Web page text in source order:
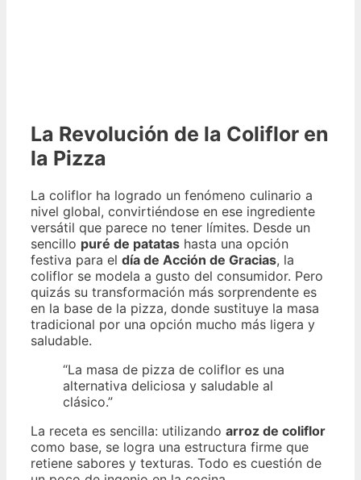
La Revolución de la Coliflor en
la Pizza
La coliflor ha logrado un fenómeno culinario a
nivel global, convirtiéndose en ese ingrediente
versátil que parece no tener límites. Desde un
sencillo puré de patatas hasta una opción
festiva para el día de Acción de Gracias, la
coliflor se modela a gusto del consumidor. Pero
quizás su transformación más sorprendente es
en la base de la pizza, donde sustituye la masa
tradicional por una opción mucho más ligera y
saludable.
“La masa de pizza de coliflor es una
alternativa deliciosa y saludable al
clásico.”
La receta es sencilla: utilizando arroz de coliflor
como base, se logra una estructura firme que
retiene sabores y texturas. Todo es cuestión de